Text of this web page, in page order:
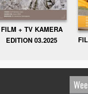
FILM + TV KAMERA
EDITION 03.2025